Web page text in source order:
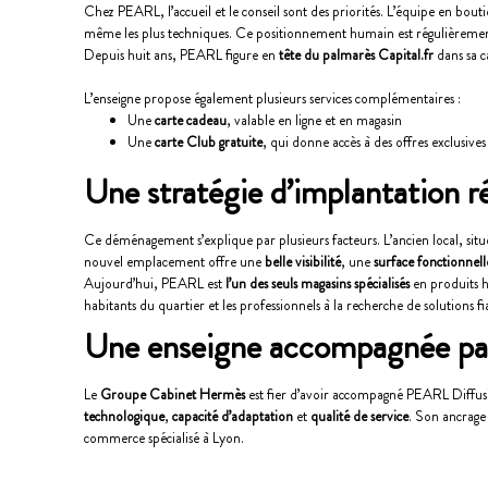
Chez PEARL, l’accueil et le conseil sont des priorités. L’équipe en
même les plus techniques. Ce positionnement humain est
Depuis huit ans, PEARL figure entête du palmarès Capital.fr dans sa
L’enseigne propose également plusieurs services complémentaires :
Unecarte cadeau, valable en ligne et en magasin
Unecarte Club gratuite, qui donne accès à des offres
Une stratégie d’implantation
Ce déménagement s’explique par plusieurs facteurs. L’ancien local,
nouvel emplacement offre une belle visibilité, unesurface
Aujourd’hui, PEARL est l’un des seuls magasins spécialisésen produits
habitants du quartier et les professionnels à la recherche de solutions
Une enseigne accompagnée
Le Groupe Cabinet Hermèsest fier d’avoir accompagné PEARL
technologique,capacité d’adaptation et qualité de service. Son
commerce spécialisé à Lyon.